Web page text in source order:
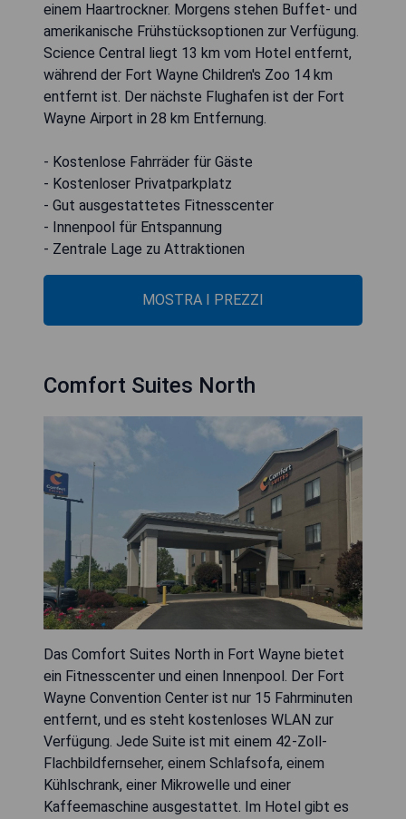
einem Haartrockner. Morgens stehen Buffet- und
amerikanische Frühstücksoptionen zur Verfügung.
Science Central liegt 13 km vom Hotel entfernt,
während der Fort Wayne Children's Zoo 14 km
entfernt ist. Der nächste Flughafen ist der Fort
Wayne Airport in 28 km Entfernung.
- Kostenlose Fahrräder für Gäste
- Kostenloser Privatparkplatz
- Gut ausgestattetes Fitnesscenter
- Innenpool für Entspannung
- Zentrale Lage zu Attraktionen
MOSTRA I PREZZI
Comfort Suites North
Das Comfort Suites North in Fort Wayne bietet
ein Fitnesscenter und einen Innenpool. Der Fort
Wayne Convention Center ist nur 15 Fahrminuten
entfernt, und es steht kostenloses WLAN zur
Verfügung. Jede Suite ist mit einem 42-Zoll-
Flachbildfernseher, einem Schlafsofa, einem
Kühlschrank, einer Mikrowelle und einer
Kaffeemaschine ausgestattet. Im Hotel gibt es